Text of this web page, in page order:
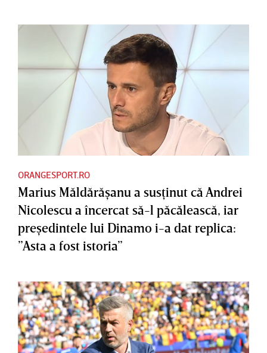
ORANGESPORT.RO
Marius Măldărăşanu a susţinut că Andrei
Nicolescu a încercat să-l păcălească, iar
preşedintele lui Dinamo i-a dat replica:
”Asta a fost istoria”